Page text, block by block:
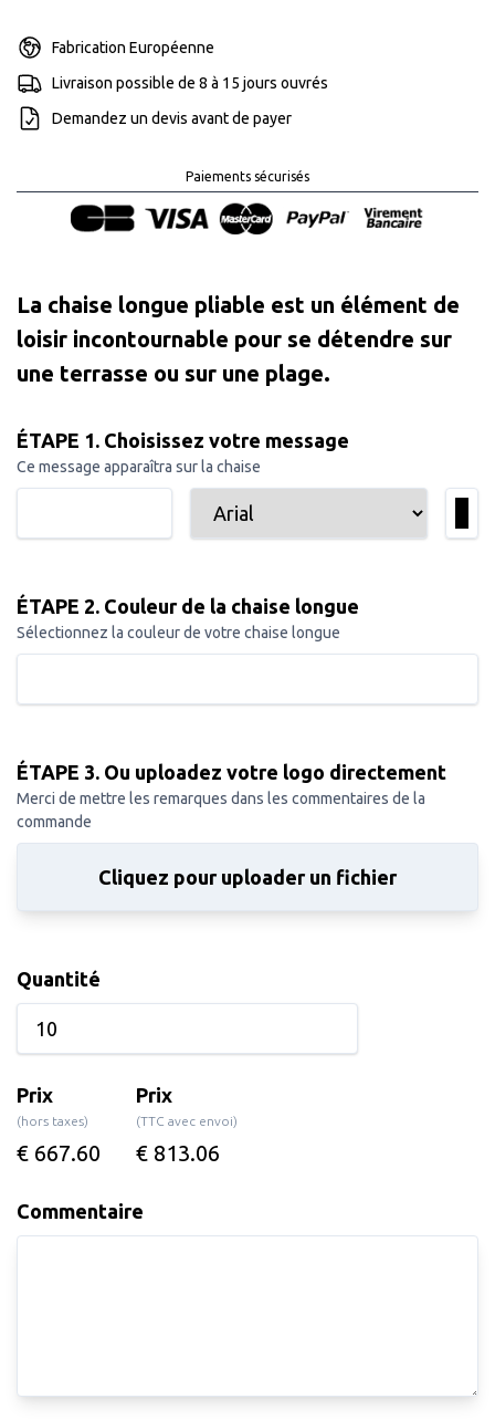
Fabrication Européenne
Livraison possible de 8 à 15 jours ouvrés
Demandez un devis avant de payer
Paiements sécurisés
La chaise longue pliable est un élément de
loisir incontournable pour se détendre sur
une terrasse ou sur une plage.
ÉTAPE 1. Choisissez votre message
Ce message apparaîtra sur la chaise
ÉTAPE 2. Couleur de la chaise longue
Sélectionnez la couleur de votre chaise longue
ÉTAPE 3. Ou uploadez votre logo directement
Merci de mettre les remarques dans les commentaires de la
commande
Cliquez pour uploader un fichier
Quantité
Prix
(hors taxes)
€ 667.60
Prix
(TTC avec envoi)
€ 813.06
Commentaire